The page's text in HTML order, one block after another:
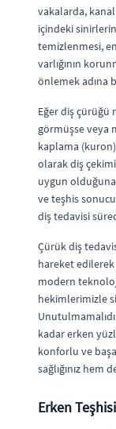
vakalarda,
içindeki
temizlenmesi,
varlığının
önlemek adına
Eğer diş çürüğü
görmüşse veya
kaplama
olarak diş
uygun
ve teşhis
diş tedavisi
Çürük diş
hareket
modern
hekimlerimizle
kadar erken
konforlu ve
sağlığınız hem
Erken